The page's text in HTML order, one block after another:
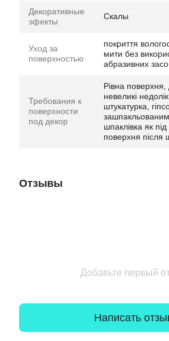
Декоративные
эфекты
Скалы
Уход за
поверхностью
покриття
мити без
абразивних
Требования к
поверхности
под декор
Рівна
невеликі
штукатурка,
шпаклівка як
поверхня після
Отзывы
Добавьте первый
Написать